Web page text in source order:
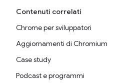
Contenuti correlati
Chrome per sviluppatori
Aggiornamenti di Chromium
Case study
Podcast e programmi